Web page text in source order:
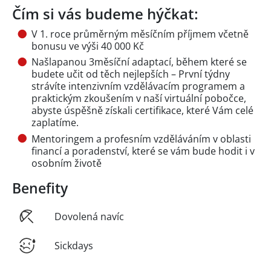
Čím si vás budeme hýčkat:
V 1. roce průměrným měsíčním příjmem včetně
bonusu ve výši 40 000 Kč
Našlapanou 3měsíční adaptací, během které se
budete učit od těch nejlepších – První týdny
strávíte intenzivním vzdělávacím programem a
praktickým zkoušením v naší virtuální pobočce,
abyste úspěšně získali certifikace, které Vám celé
zaplatíme.
Mentoringem a profesním vzděláváním v oblasti
financí a poradenství, které se vám bude hodit i v
osobním životě
Benefity
Dovolená navíc
Sickdays